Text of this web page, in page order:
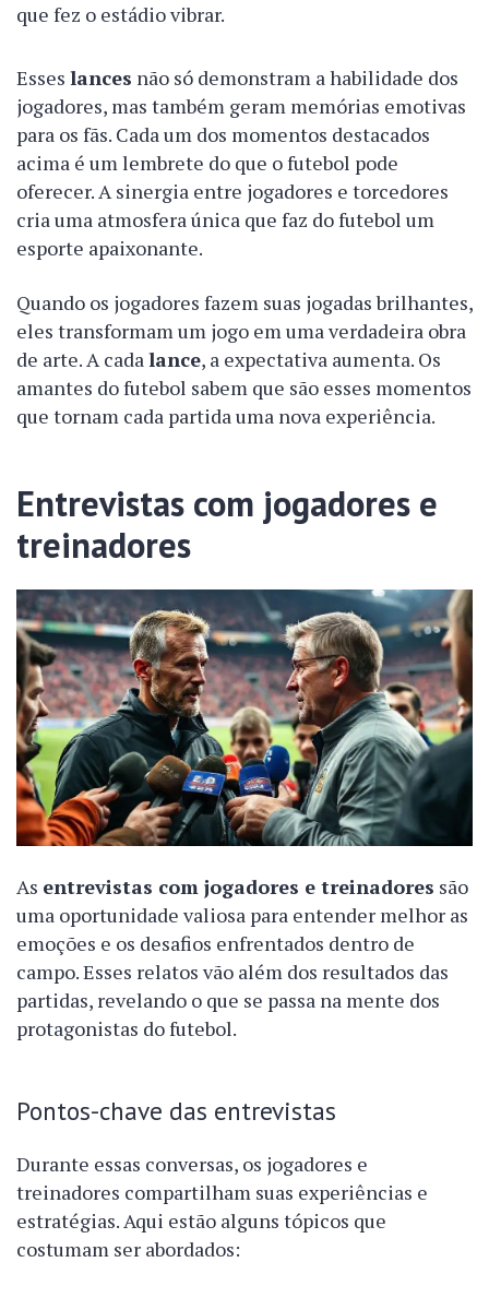
que fez o estádio vibrar.
Esses lances não só demonstram a habilidade dos
jogadores, mas também geram memórias emotivas
para os fãs. Cada um dos momentos destacados
acima é um lembrete do que o futebol pode
oferecer. A sinergia entre jogadores e torcedores
cria uma atmosfera única que faz do futebol um
esporte apaixonante.
Quando os jogadores fazem suas jogadas brilhantes,
eles transformam um jogo em uma verdadeira obra
de arte. A cadalance, a expectativa aumenta. Os
amantes do futebol sabem que são esses momentos
que tornam cada partida uma nova experiência.
Entrevistas com jogadores e
treinadores
As entrevistas com jogadores e treinadores são
uma oportunidade valiosa para entender melhor as
emoções e os desafios enfrentados dentro de
campo. Esses relatos vão além dos resultados das
partidas, revelando o que se passa na mente dos
protagonistas do futebol.
Pontos-chave das entrevistas
Durante essas conversas, os jogadores e
treinadores compartilham suas experiências e
estratégias. Aqui estão alguns tópicos que
costumam ser abordados: